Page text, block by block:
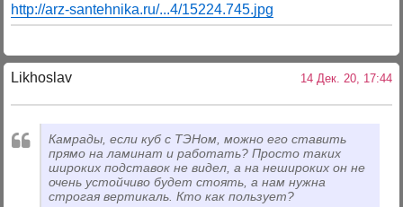
http://arz-santehnika.ru/...4/15224.745.jpg
Likhoslav 14 Дек. 20, 17:44
Камрады, если куб с ТЭНом, можно его ставить
прямо на ламинат и работать? Просто таких
широких подставок не видел, а на нешироких он не
очень устойчиво будет стоять, а нам нужна
строгая вертикаль. Кто как пользует?